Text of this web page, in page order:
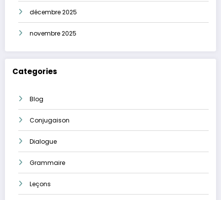
décembre 2025
novembre 2025
Categories
Blog
Conjugaison
Dialogue
Grammaire
Leçons